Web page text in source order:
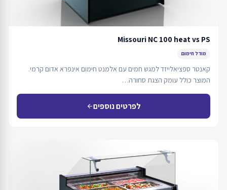
Missouri NC 100 heat vs PS
מודל חימום
קאנטר ספציאלייזד למגש חמים עם אלמנט חימום אינפרא אדום קרמי.
המוצר כולל עומק הצגת סחורה…
לפרטים נוספיםarrow_back